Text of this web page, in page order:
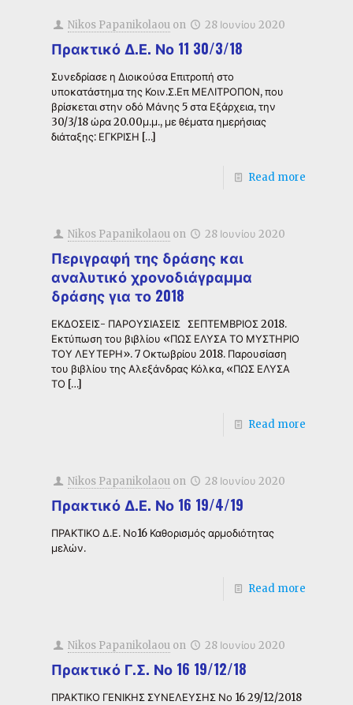
Nikos Papanikolaou on 28 Ιουνίου 2020
Πρακτικό Δ.Ε. Νο 11 30/3/18
Συνεδρίασε η Διοικούσα Επιτροπή στο
υποκατάστημα της Κοιν.Σ.Επ ΜΕΛΙΤΡΟΠΟΝ, που
βρίσκεται στην οδό Μάνης 5 στα Εξάρχεια, την
30/3/18 ώρα 20.00μ.μ., με θέματα ημερήσιας
διάταξης: ΕΓΚΡΙΣΗ […]
Read more
Nikos Papanikolaou on 28 Ιουνίου 2020
Περιγραφή της δράσης και
αναλυτικό χρονοδιάγραμμα
δράσης για το 2018
ΕΚΔΟΣΕΙΣ- ΠΑΡΟΥΣΙΑΣΕΙΣ ΣΕΠΤΕΜΒΡΙΟΣ 2018.
Εκτύπωση του βιβλίου «ΠΩΣ ΕΛΥΣΑ ΤΟ ΜΥΣΤΗΡΙΟ
ΤΟΥ ΛΕΥΤΕΡΗ». 7 Οκτωβρίου 2018. Παρουσίαση
του βιβλίου της Αλεξάνδρας Κόλκα, «ΠΩΣ ΕΛΥΣΑ
ΤΟ […]
Read more
Nikos Papanikolaou on 28 Ιουνίου 2020
Πρακτικό Δ.Ε. Νο 16 19/4/19
ΠΡΑΚΤΙΚΟ Δ.Ε. Νο16 Καθορισμός αρμοδιότητας
μελών.
Read more
Nikos Papanikolaou on 28 Ιουνίου 2020
Πρακτικό Γ.Σ. Νο 16 19/12/18
ΠΡΑΚΤΙΚΟ ΓΕΝΙΚΗΣ ΣΥΝΕΛΕΥΣΗΣ Νο 16 29/12/2018